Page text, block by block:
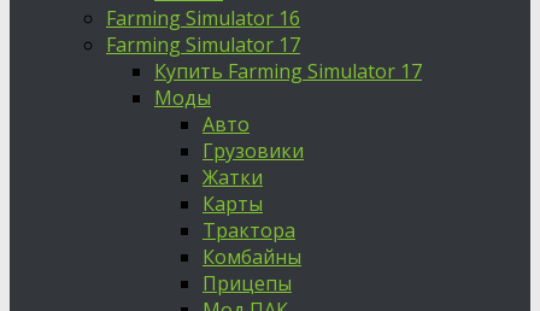
Farming Simulator 16
Farming Simulator 17
Купить Farming Simulator 17
Моды
Авто
Грузовики
Жатки
Карты
Трактора
Комбайны
Прицепы